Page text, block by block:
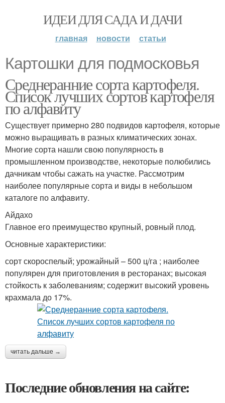
ИДЕИ ДЛЯ САДА И ДАЧИ
главная новости статьи
Картошки для подмосковья
Среднеранние сорта картофеля.
Список лучших сортов картофеля
по алфавиту
Существует примерно 280 подвидов картофеля, которые
можно выращивать в разных климатических зонах.
Многие сорта нашли свою популярность в
промышленном производстве, некоторые полюбились
дачникам чтобы сажать на участке. Рассмотрим
наиболее популярные сорта и виды в небольшом
каталоге по алфавиту.
Айдахо
Главное его преимущество крупный, ровный плод.
Основные характеристики:
сорт скороспелый; урожайный – 500 ц/га ; наиболее
популярен для приготовления в ресторанах; высокая
стойкость к заболеваниям; содержит высокий уровень
крахмала до 17%.
читать дальше →
Последние обновления на сайте: